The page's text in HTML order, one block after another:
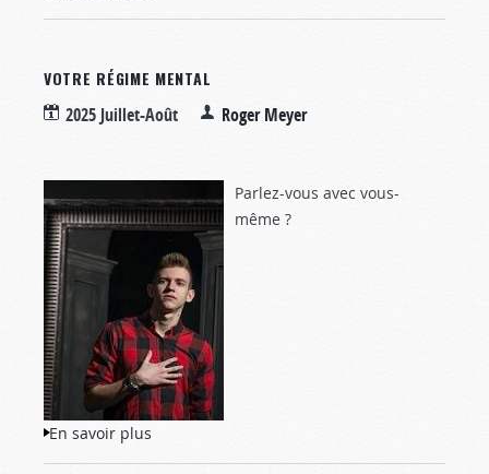
VOTRE RÉGIME MENTAL
2025 Juillet-Août Roger Meyer
Parlez-vous avec vous-
même ?
En savoir plus